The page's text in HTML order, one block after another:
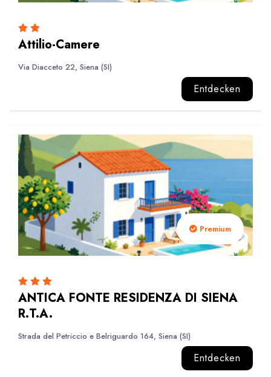
Attilio-Camere
Via Diacceto 22, Siena (SI)
Entdecken
Premium
ANTICA FONTE RESIDENZA DI SIENA
R.T.A.
Strada del Petriccio e Belriguardo 164, Siena (SI)
Entdecken